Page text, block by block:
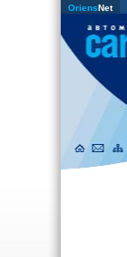
OriensNet